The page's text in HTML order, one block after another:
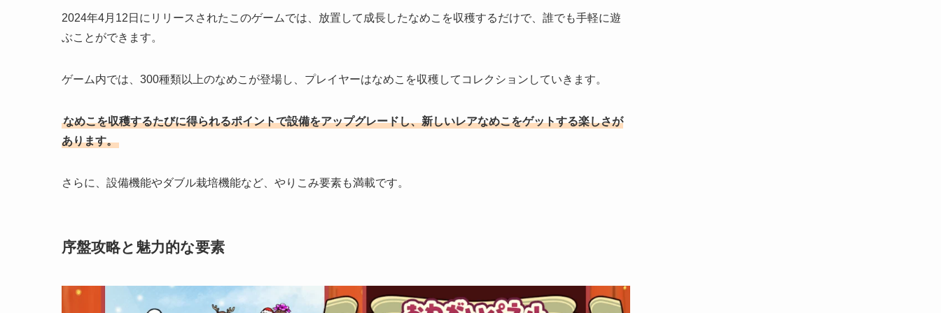
2024年4月12日にリリースされたこのゲームでは、放置して成長したなめこを収穫するだけで、誰でも手軽に遊
ぶことができます。
ゲーム内では、300種類以上のなめこが登場し、プレイヤーはなめこを収穫してコレクションしていきます。
なめこを収穫するたびに得られるポイントで設備をアップグレードし、新しいレアなめこをゲットする楽しさが
あります。
さらに、設備機能やダブル栽培機能など、やりこみ要素も満載です。
序盤攻略と魅力的な要素